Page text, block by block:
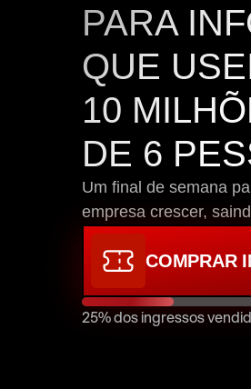
PARA
QUE
10
DE 6
Um final de semana
empresa crescer,
COMPRAR
25% dos ingressos